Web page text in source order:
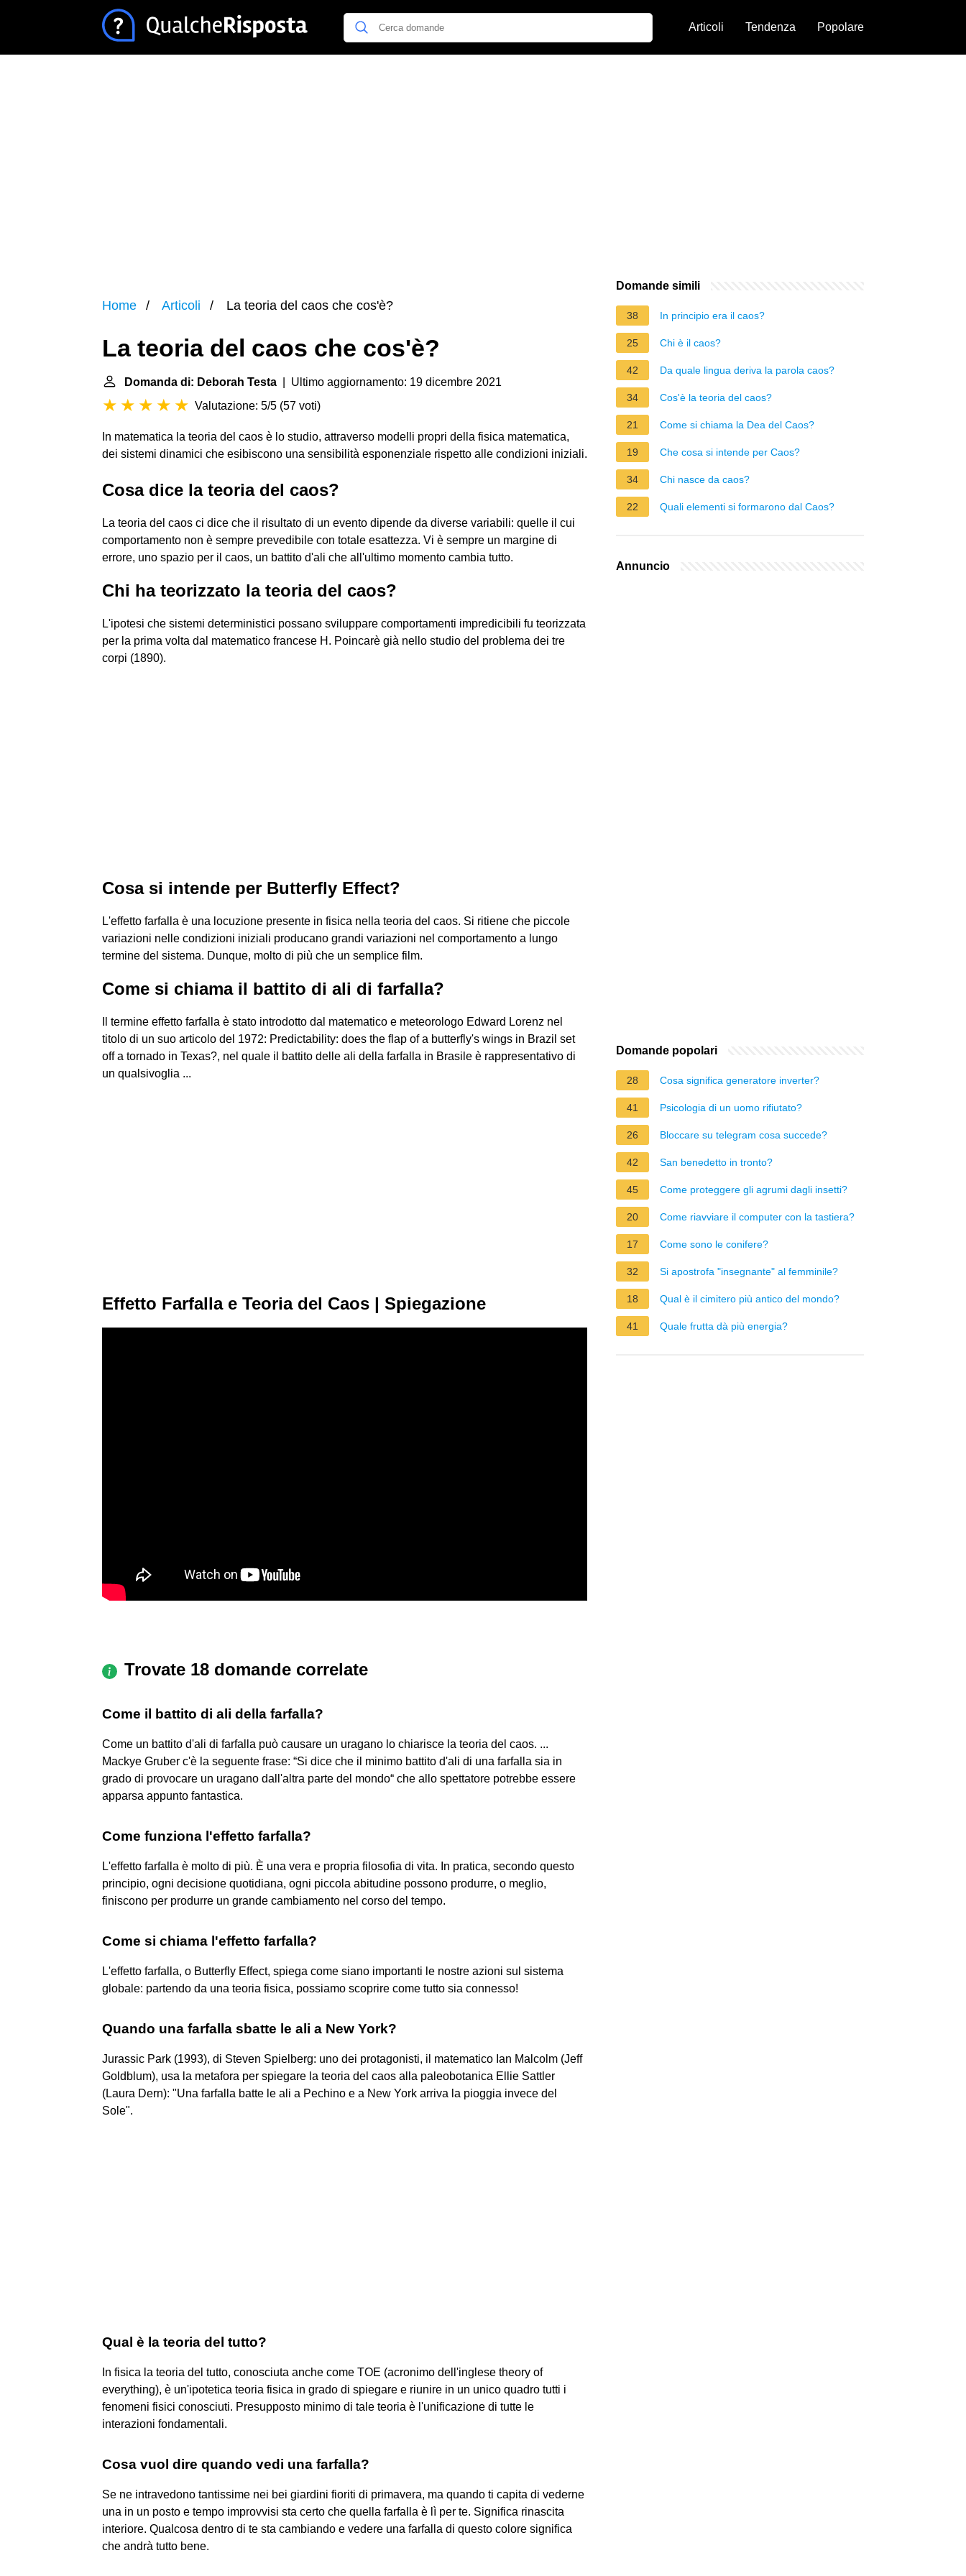
Articoli Tendenza Popolare
Home Articoli La teoria del caos che cos'è?
La teoria del caos che cos'è?
Domanda di: Deborah Testa | Ultimo aggiornamento: 19 dicembre 2021
Valutazione: 5/5 (57 voti)
In matematica la teoria del caos è lo studio, attraverso modelli propri della fisica matematica,
dei sistemi dinamici che esibiscono una sensibilità esponenziale rispetto alle condizioni iniziali.
Cosa dice la teoria del caos?
La teoria del caos ci dice che il risultato di un evento dipende da diverse variabili: quelle il cui
comportamento non è sempre prevedibile con totale esattezza. Vi è sempre un margine di
errore, uno spazio per il caos, un battito d'ali che all'ultimo momento cambia tutto.
Chi ha teorizzato la teoria del caos?
L'ipotesi che sistemi deterministici possano sviluppare comportamenti impredicibili fu teorizzata
per la prima volta dal matematico francese H. Poincarè già nello studio del problema dei tre
corpi (1890).
Cosa si intende per Butterfly Effect?
L'effetto farfalla è una locuzione presente in fisica nella teoria del caos. Si ritiene che piccole
variazioni nelle condizioni iniziali producano grandi variazioni nel comportamento a lungo
termine del sistema. Dunque, molto di più che un semplice film.
Come si chiama il battito di ali di farfalla?
Il termine effetto farfalla è stato introdotto dal matematico e meteorologo Edward Lorenz nel
titolo di un suo articolo del 1972: Predictability: does the flap of a butterfly's wings in Brazil set
off a tornado in Texas?, nel quale il battito delle ali della farfalla in Brasile è rappresentativo di
un qualsivoglia ...
Effetto Farfalla e Teoria del Caos | Spiegazione
Trovate 18 domande correlate
Come il battito di ali della farfalla?
Come un battito d'ali di farfalla può causare un uragano lo chiarisce la teoria del caos. ...
Mackye Gruber c'è la seguente frase: “Si dice che il minimo battito d'ali di una farfalla sia in
grado di provocare un uragano dall'altra parte del mondo“ che allo spettatore potrebbe essere
apparsa appunto fantastica.
Come funziona l'effetto farfalla?
L'effetto farfalla è molto di più. È una vera e propria filosofia di vita. In pratica, secondo questo
principio, ogni decisione quotidiana, ogni piccola abitudine possono produrre, o meglio,
finiscono per produrre un grande cambiamento nel corso del tempo.
Come si chiama l'effetto farfalla?
L'effetto farfalla, o Butterfly Effect, spiega come siano importanti le nostre azioni sul sistema
globale: partendo da una teoria fisica, possiamo scoprire come tutto sia connesso!
Quando una farfalla sbatte le ali a New York?
Jurassic Park (1993), di Steven Spielberg: uno dei protagonisti, il matematico Ian Malcolm (Jeff
Goldblum), usa la metafora per spiegare la teoria del caos alla paleobotanica Ellie Sattler
(Laura Dern): "Una farfalla batte le ali a Pechino e a New York arriva la pioggia invece del
Sole".
Qual è la teoria del tutto?
In fisica la teoria del tutto, conosciuta anche come TOE (acronimo dell'inglese theory of
everything), è un'ipotetica teoria fisica in grado di spiegare e riunire in un unico quadro tutti i
fenomeni fisici conosciuti. Presupposto minimo di tale teoria è l'unificazione di tutte le
interazioni fondamentali.
Cosa vuol dire quando vedi una farfalla?
Se ne intravedono tantissime nei bei giardini fioriti di primavera, ma quando ti capita di vederne
una in un posto e tempo improvvisi sta certo che quella farfalla è lì per te. Significa rinascita
interiore. Qualcosa dentro di te sta cambiando e vedere una farfalla di questo colore significa
che andrà tutto bene.
Domande simili
38 In principio era il caos?
25 Chi è il caos?
42 Da quale lingua deriva la parola caos?
34 Cos'è la teoria del caos?
21 Come si chiama la Dea del Caos?
19 Che cosa si intende per Caos?
34 Chi nasce da caos?
22 Quali elementi si formarono dal Caos?
Annuncio
Domande popolari
28 Cosa significa generatore inverter?
41 Psicologia di un uomo rifiutato?
26 Bloccare su telegram cosa succede?
42 San benedetto in tronto?
45 Come proteggere gli agrumi dagli insetti?
20 Come riavviare il computer con la tastiera?
17 Come sono le conifere?
32 Si apostrofa "insegnante" al femminile?
18 Qual è il cimitero più antico del mondo?
41 Quale frutta dà più energia?